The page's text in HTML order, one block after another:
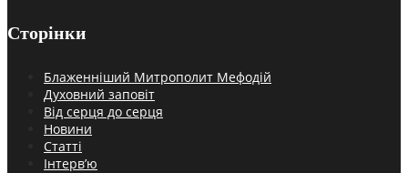
Сторінки
Блаженніший Митрополит Мефодій
Духовний заповіт
Від серця до серця
Новини
Статті
Інтерв’ю